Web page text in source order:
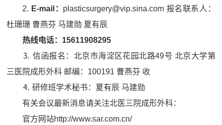
2. E-mail ： plasticsurgery@vip.sina.com 报名联系人：
杜珊珊 曹燕芬 马建勋 夏有辰
热线电话： 15611908295
⒊ 信函报名：北京市海淀区花园北路49号 北京大学第
三医院成形外科 邮编：100191 曹燕芬 收
⒋ 研修班学术秘书：夏有辰 马建勋
有关会议最新消息请关注北医三院成形外科：
官方网站http://www.sar.com.cn/